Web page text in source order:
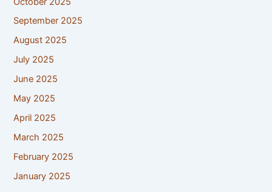
September 2025
August 2025
July 2025
June 2025
May 2025
April 2025
March 2025
February 2025
January 2025